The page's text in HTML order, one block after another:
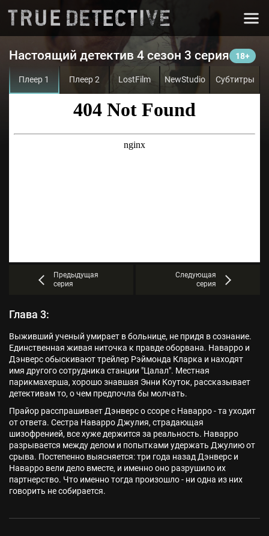
Настоящий детектив 4 сезон 3 серия
Плеер 1 Плеер 2 LostFilm NewStudio Субтитры
Предыдущая
серия
Следующая
серия
Глава 3:
Выживший ученый умирает в больнице, не придя в сознание.
Единственная живая ниточка к правде оборвана. Наварро и
Дэнверс обыскивают трейлер Рэймонда Кларка и находят
имя другого сотрудника станции "Цалал". Местная
парикмахерша, хорошо знавшая Энни Коуток, рассказывает
детективам то, о чем предпочла бы молчать.
Прайор расспрашивает Дэнверс о ссоре с Наварро - та уходит
от ответа. Сестра Наварро Джулия, страдающая
шизофренией, все хуже держится за реальность. Наварро
разрывается между делом и попытками удержать Джулию от
срыва. Постепенно выясняется: три года назад Дэнверс и
Наварро вели дело вместе, и именно оно разрушило их
партнерство. Что именно тогда произошло - ни одна из них
говорить не собирается.